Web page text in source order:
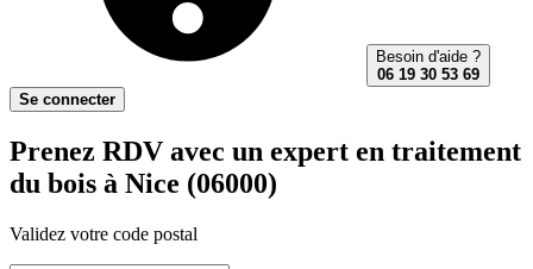
Besoin d'aide ?
06 19 30 53 69
Se connecter
Prenez RDV avec un expert en traitement
du bois à Nice (06000)
Validez votre code postal